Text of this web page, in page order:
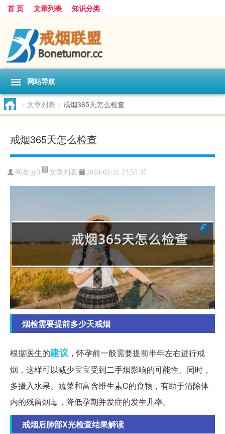
首 页 文章列表 知识分类
网站导航
> 文章列表 > 戒烟365天怎么检查
戒烟365天怎么检查
网友:jy3 文章列表 2024-02-21 23:55:37
烟检需要提前多少天戒烟
根据医生的建议 ，怀孕前一般需要提前半年左右进行戒
烟，这样可以减少宝宝受到二手烟影响的可能性。同时，
多摄入水果、蔬菜和富含维生素C的食物，有助于清除体
内的残留烟毒，降低孕期并发症的发生几率。
戒烟后肺部X光检查结果解读